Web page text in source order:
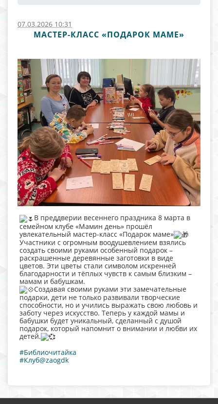
07.03.2026 10:31
МАСТЕР-КЛАСС «ПОДАРОК МАМЕ»
В преддверии весеннего праздника 8 марта в
семейном клубе «Мамин день» прошёл
увлекательный мастер-класс «Подарок маме»
Участники с огромным воодушевлением взялись
создать своими руками особенный подарок –
раскрашенные деревянные заготовки в виде
цветов. Эти цветы стали символом искренней
благодарности и тёплых чувств к самым близким –
мамам и бабушкам.
Создавая своими руками эти замечательные
подарки, дети не только развивали творческие
способности, но и учились выражать свою любовь и
заботу через искусство. Теперь у каждой мамы и
бабушки будет уникальный, сделанный с душой
подарок, который напомнит о внимании и любви их
детей.
#Библиочитайка
#Клуб@zaogdk